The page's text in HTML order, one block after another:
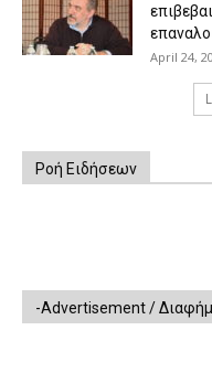
April 24,
Ροή Ειδήσεων
-Advertisement /